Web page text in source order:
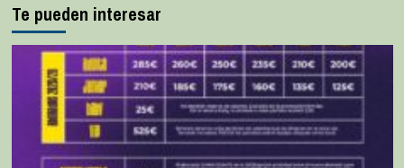
Te pueden interesar